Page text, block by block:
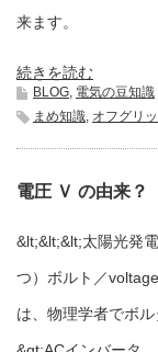
来ます。
続きを読む
BLOG, 電気の豆知識
まめ知識, オフグリ
電圧 Ｖ の由来？
&lt;&lt;&lt;太陽光発
つ）ボルト／
は、物理学者でボ